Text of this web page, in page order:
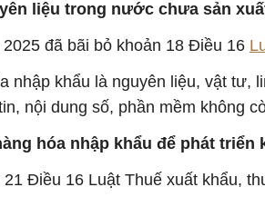
liệu trong nước chưa sản
đã bãi bỏ khoản 18 Điều 16
nhập khẩu là nguyên liệu, vật
nội dung số, phần mềm không
hóa nhập khẩu để phát
Điều 16 Luật Thuế xuất khẩu,